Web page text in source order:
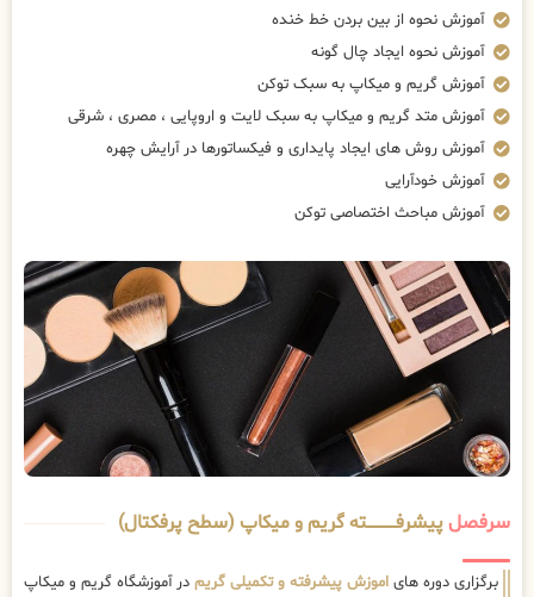
آموزش نحوه از بین بردن خط خنده
آموزش نحوه ایجاد چال گونه
آموزش گریم و میکاپ به سبک توکن
آموزش متد گریم و میکاپ به سبک لایت و اروپایی ، مصری ، شرقی
آموزش روش های ایجاد پایداری و فیکساتورها در آرایش چهره
آموزش خودآرایی
آموزش مباحث اختصاصی توکن
سرفصلپیشرفــــــــــــته گریم و میکاپ (سطح پرفکتال)
برگزاری دوره های اموزش پیشرفته و تکمیلی گریم در آموزشگاه گریم و میکاپ